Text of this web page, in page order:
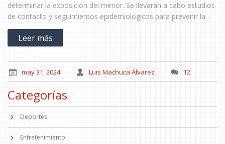
determinar la exposición del menor. Se llevarán a cabo estudios
de contacto y seguimientos epidemiológicos para prevenir la
propagación.
Leer más
may 31, 2024 Luis Machuca Álvarez 12
Categorías
Deportes
Entretenimiento